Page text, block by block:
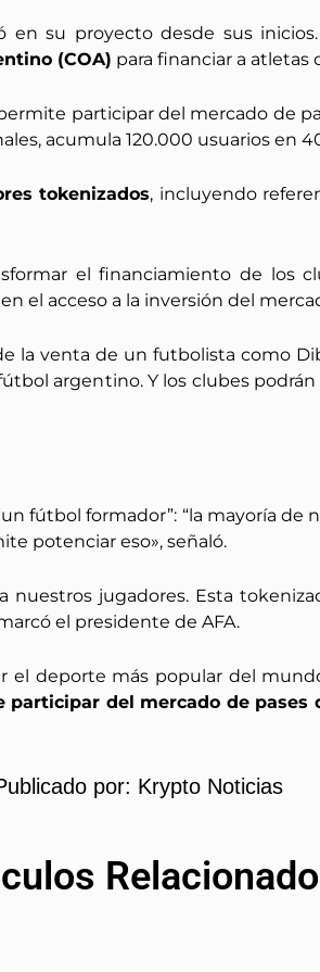
en su proyecto desde sus
(COA) para financiar a atletas
participar del mercado de
acumula 120.000 usuarios en
tokenizados, incluyendo
el financiamiento de los
el acceso a la inversión del
la venta de un futbolista como
argentino. Y los clubes
fútbol formador”: “la mayoría
potenciar eso», señaló.
nuestros jugadores. Esta
el presidente de AFA.
el deporte más popular del
participar del mercado de
por: Krypto Noticias